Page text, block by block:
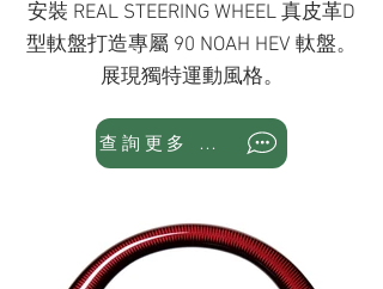
安裝 REAL STEERING WHEEL 真皮革D
型軚盤打造專屬 90 NOAH HEV 軚盤。
展現獨特運動風格。
查詢更多 WhatsApp